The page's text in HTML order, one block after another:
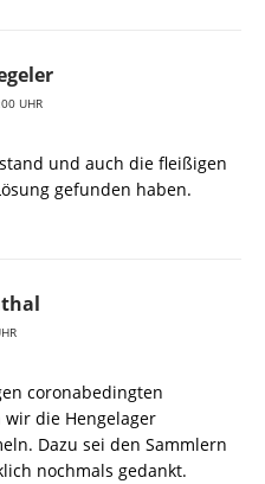
UHR
und auch die fleißigen
gefunden haben.
coronabedingten
die Hengelager
Dazu sei den Sammlern
nochmals gedankt.